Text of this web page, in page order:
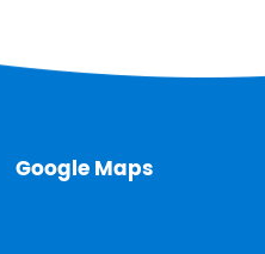
Google Maps